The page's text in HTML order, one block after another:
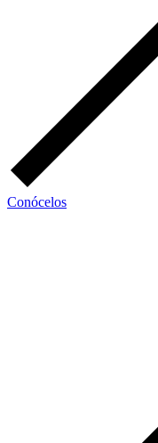
Conócelos